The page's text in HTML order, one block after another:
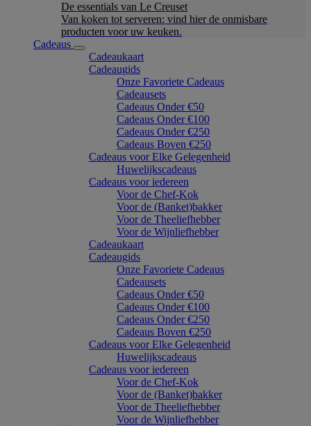
De essentials van Le Creuset
Van koken tot serveren: vind hier de onmisbare
producten voor uw keuken.
Cadeaus
Cadeaukaart
Cadeaugids
Onze Favoriete Cadeaus
Cadeausets
Cadeaus Onder €50
Cadeaus Onder €100
Cadeaus Onder €250
Cadeaus Boven €250
Cadeaus voor Elke Gelegenheid
Huwelijkscadeaus
Cadeaus voor iedereen
Voor de Chef-Kok
Voor de (Banket)bakker
Voor de Theeliefhebber
Voor de Wijnliefhebber
Cadeaukaart
Cadeaugids
Onze Favoriete Cadeaus
Cadeausets
Cadeaus Onder €50
Cadeaus Onder €100
Cadeaus Onder €250
Cadeaus Boven €250
Cadeaus voor Elke Gelegenheid
Huwelijkscadeaus
Cadeaus voor iedereen
Voor de Chef-Kok
Voor de (Banket)bakker
Voor de Theeliefhebber
Voor de Wijnliefhebber